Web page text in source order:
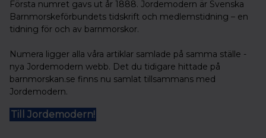
Första numret gavs ut år 1888. Jordemodern är Svenska
Barnmorskeförbundets tidskrift och medlemstidning – en
tidning för och av barnmorskor.
Numera ligger alla våra artiklar samlade på samma ställe -
nya Jordemodern webb. Det du tidigare hittade på
barnmorskan.se finns nu samlat tillsammans med
Jordemodern.
Till Jordemodern!